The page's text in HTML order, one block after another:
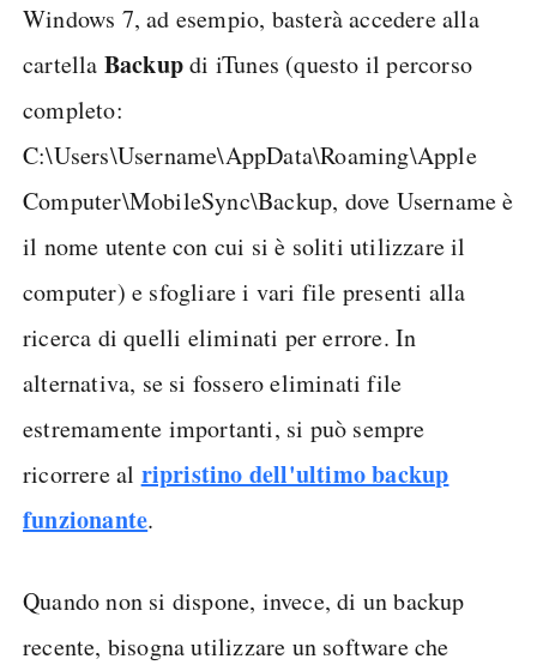
Windows 7, ad esempio, basterà accedere alla
cartella Backupdi iTunes (questo il percorso
completo:
C:\Users\Username\AppData\Roaming\Apple
Computer\MobileSync\Backup, dove Username è
il nome utente con cui si è soliti utilizzare il
computer) e sfogliare i vari file presenti alla
ricerca di quelli eliminati per errore. In
alternativa, se si fossero eliminati file
estremamente importanti, si può sempre
ricorrere al ripristino dell'ultimo backup
funzionante.
Quando non si dispone, invece, di un backup
recente, bisogna utilizzare un software che